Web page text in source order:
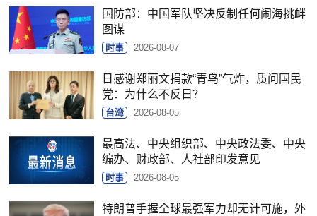
国防部：中国军队坚决反制任何闹海挑衅
图谋
时事 2026-08-07
日感谢郑丽文捐款“青鸟”气炸，质问国民
党：为什么不反日？
台湾 2026-08-05
最高法、中央组织部、中央政法委、中央
编办、财政部、人社部印发意见
时事 2026-08-05
特朗普手握全球最强军力却无计可施，外